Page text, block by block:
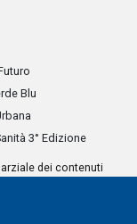
Blu
3° Edizione
dei contenuti